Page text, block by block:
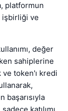
platformun
işbirliği ve
değer
sahiplerine
ve token'ı kredi
başarısıyla